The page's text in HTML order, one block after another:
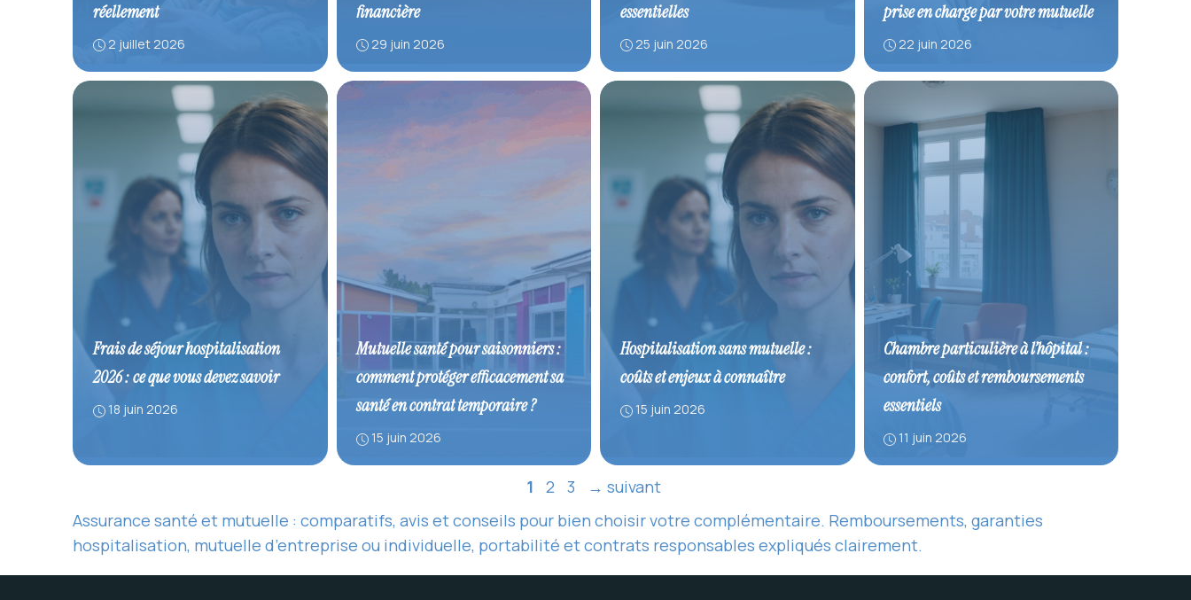
réellement
2 juillet 2026
financière
29 juin 2026
essentielles
25 juin 2026
prise en charge par votre mutuelle
22 juin 2026
Frais de séjour hospitalisation
2026 : ce que vous devez savoir
18 juin 2026
Mutuelle santé pour saisonniers :
comment protéger efficacement sa
santé en contrat temporaire ?
15 juin 2026
Hospitalisation sans mutuelle :
coûts et enjeux à connaître
15 juin 2026
Chambre particulière à l’hôpital :
confort, coûts et remboursements
essentiels
11 juin 2026
Page
1 Page
2 Page
3 → suivant
Assurance santé et mutuelle : comparatifs, avis et conseils pour bien choisir votre complémentaire. Remboursements, garanties
hospitalisation, mutuelle d’entreprise ou individuelle, portabilité et contrats responsables expliqués clairement.